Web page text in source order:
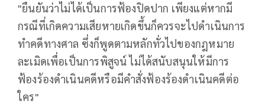
"ยืนยันว่า​ไม่ได้เป็นการฟ้องปิดปาก เพียงแต่หากมี
กรณีที่เกิดความเสียหายเกิดขึ้นก็ควรจะไปดำเนินการ
ทำคดีทางศาล​ ซึ่งก็พูดตามหลักทั่วไปของกฎหมาย
ละเมิดเพื่อเป็นการพิสูจน์ ไม่ได้สนับสนุนให้มีการ
ฟ้องร้องดำเนินคดีหรือมีคำสั่งฟ้องร้องดำเนินคดีต่อ
ใคร"